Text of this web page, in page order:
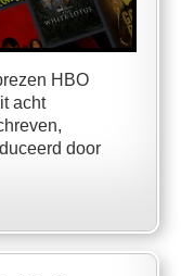
HBO
acht
door